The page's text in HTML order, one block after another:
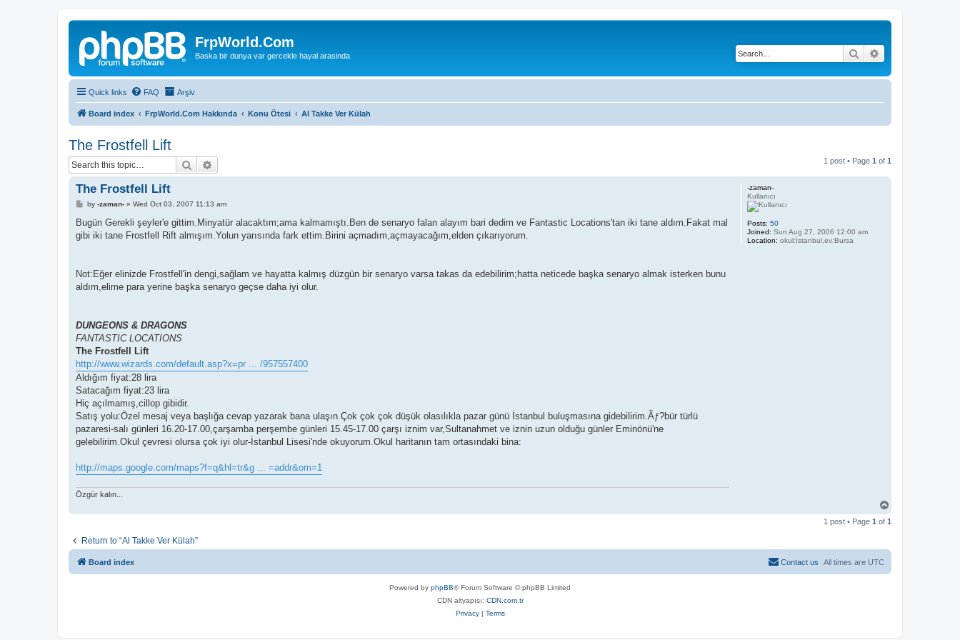
FrpWorld.Com
Baska bir dunya var gercekle hayal arasinda Search
Quick links FAQ Arşiv
Board index FrpWorld.Com Hakkında Konu Ötesi Al Takke Ver Külah
The Frostfell Lift
Search 1 post • Page 1 of 1
-zaman-
Kullanıcı
Posts: 50
Joined: Sun Aug 27, 2006 12:00 am
Location: okul:İstanbul,ev:Bursa
The Frostfell Lift
P
s
by -zaman-» Wed Oct 03, 2007 11:13 am
Bugün Gerekli şeyler'e gittim.Minyatür alacaktım;ama kalmamıştı.Ben de senaryo falan alayım bari dedim ve Fantastic Locations'tan iki tane aldım.Fakat mal
gibi iki tane Frostfell Rift almışım.Yolun yarısında fark ettim.Birini açmadım,açmayacağım,elden çıkarıyorum.
Not:Eğer elinizde Frostfell'in dengi,sağlam ve hayatta kalmış düzgün bir senaryo varsa takas da edebilirim;hatta neticede başka senaryo almak isterken bunu
aldım,elime para yerine başka senaryo geçse daha iyi olur.
DUNGEONS & DRAGONS
FANTASTIC LOCATIONS
The Frostfell Lift
http://www.wizards.com/default.asp?x=pr ... /957557400
Aldığım fiyat:28 lira
Satacağım fiyat:23 lira
Hiç açılmamış,cillop gibidir.
Satış yolu:Özel mesaj veya başlığa cevap yazarak bana ulaşın.Çok çok çok düşük olasılıkla pazar günü İstanbul buluşmasına gidebilirim.Ãƒ?bür türlü
pazaresi-salı günleri 16.20-17.00,çarşamba perşembe günleri 15.45-17.00 çarşı iznim var,Sultanahmet ve iznin uzun olduğu günler Eminönü'ne
gelebilirim.Okul çevresi olursa çok iyi olur-İstanbul Lisesi'nde okuyorum.Okul haritanın tam ortasındaki bina:
http://maps.google.com/maps?f=q&hl=tr&g ... =addr&om=1
Özgür kalın...
p
1 post • Page 1 of 1
Return to “Al Takke Ver Külah”
Board index All times are UTC
Contact us
Powered by phpBB® Forum Software © phpBB Limited
CDN altyapısı: CDN.com.tr
Privacy| Terms